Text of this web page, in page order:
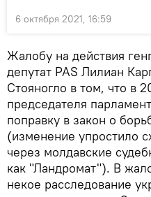
6 октября 2021, 16:59
Жалобу на действия
депутат PAS Лилиан
Стояногло в том, что в
председателя
поправку в закон о
(изменение упростило
через молдавские
как "Ландромат"). В
некое расследование